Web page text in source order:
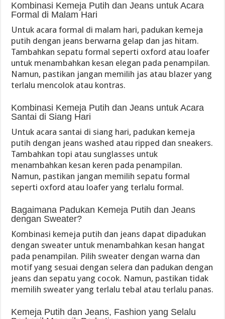
Kombinasi Kemeja Putih dan Jeans untuk Acara
Formal di Malam Hari
Untuk acara formal di malam hari, padukan kemeja
putih dengan jeans berwarna gelap dan jas hitam.
Tambahkan sepatu formal seperti oxford atau loafer
untuk menambahkan kesan elegan pada penampilan.
Namun, pastikan jangan memilih jas atau blazer yang
terlalu mencolok atau kontras.
Kombinasi Kemeja Putih dan Jeans untuk Acara
Santai di Siang Hari
Untuk acara santai di siang hari, padukan kemeja
putih dengan jeans washed atau ripped dan sneakers.
Tambahkan topi atau sunglasses untuk
menambahkan kesan keren pada penampilan.
Namun, pastikan jangan memilih sepatu formal
seperti oxford atau loafer yang terlalu formal.
Bagaimana Padukan Kemeja Putih dan Jeans
dengan Sweater?
Kombinasi kemeja putih dan jeans dapat dipadukan
dengan sweater untuk menambahkan kesan hangat
pada penampilan. Pilih sweater dengan warna dan
motif yang sesuai dengan selera dan padukan dengan
jeans dan sepatu yang cocok. Namun, pastikan tidak
memilih sweater yang terlalu tebal atau terlalu panas.
Kemeja Putih dan Jeans, Fashion yang Selalu